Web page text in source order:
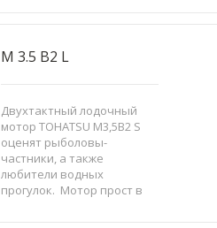
M 3.5 B2 L
Двухтактный лодочный
мотор TOHATSU M3,5B2 S
оценят рыболовы-
частники, а также
любители водных
прогулок. Мотор прост в